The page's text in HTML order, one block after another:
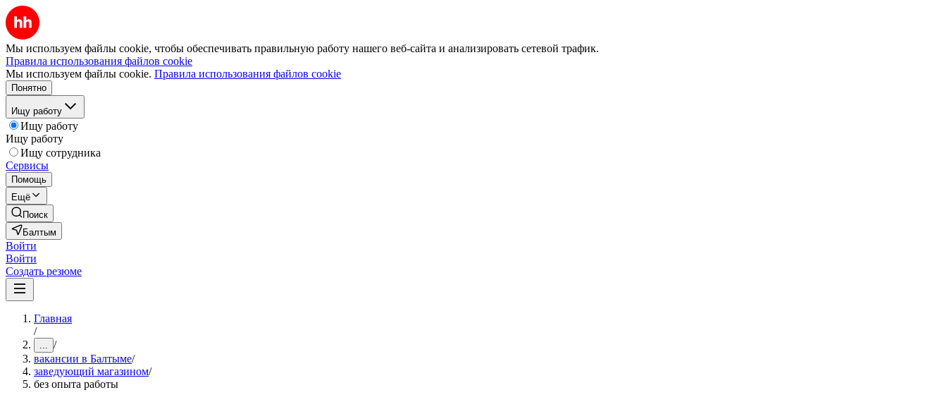
Мы используем файлы cookie, чтобы обеспечивать правильную работу нашего веб-сайта и анализировать сетевой трафик.
Правила использования файлов cookie
Мы используем файлы cookie. Правила использования файлов cookie
Понятно
Ищу работу
Ищу работу
Ищу работу
Ищу сотрудника
Сервисы
Помощь
Ещё
Поиск
Балтым
Войти
Войти
Создать резюме
Главная
/
... /
вакансии в Балтыме/
заведующий магазином/
без опыта работы